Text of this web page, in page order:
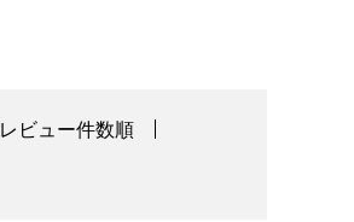
レビュー件数順